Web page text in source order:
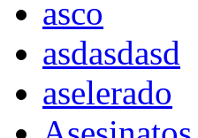
asco
asdasdasd
aselerado